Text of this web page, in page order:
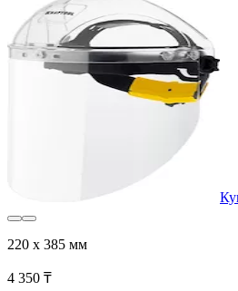
220 x 385 мм
4 350 ₸